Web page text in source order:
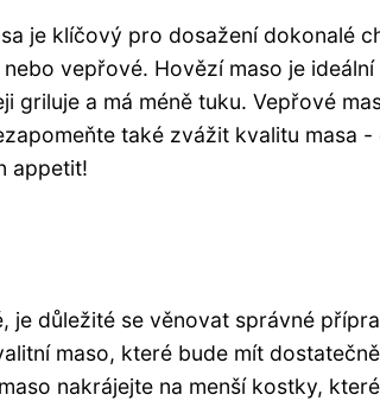
je klíčový pro dosažení dokonalé
vepřové. Hovězí maso je
griluje a má méně tuku. Vepřové
také zvážit kvalitu masa -
appetit!
důležité se věnovat správné
maso, které bude mít
nakrájejte na menší kostky,